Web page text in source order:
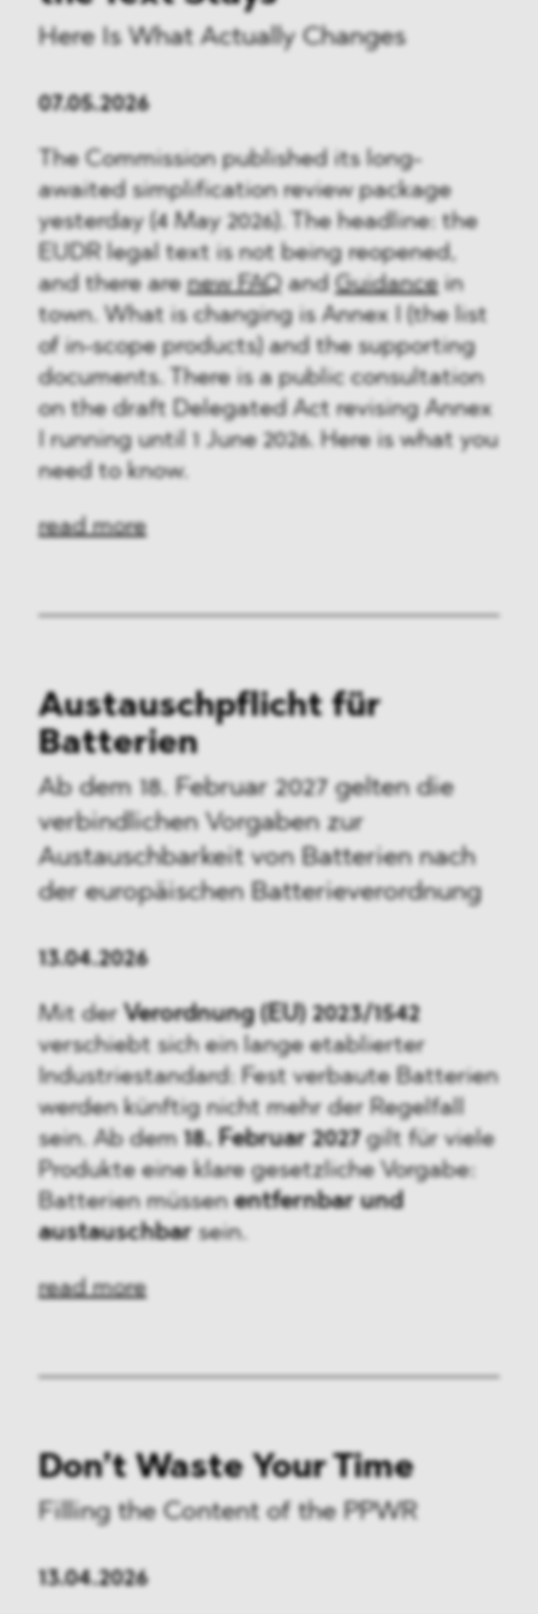
Here Is What Actually Changes
07.05.2026
The Commission published its long-
awaited simplification review package
yesterday (4 May 2026). The headline: the
EUDR legal text is not being reopened,
and there arenew FAQ and Guidancein
town. What is changing is Annex I (the list
of in-scope products) and the supporting
documents. There is a public consultation
on the draft Delegated Act revising Annex
I running until 1 June 2026. Here is what you
need to know.
read more
Austauschpflicht für
Batterien
Ab dem 18. Februar 2027 gelten die
verbindlichen Vorgaben zur
Austauschbarkeit von Batterien nach
der europäischen Batterieverordnung
13.04.2026
Mit derVerordnung (EU) 2023/1542
verschiebt sich ein lange etablierter
Industriestandard: Fest verbaute Batterien
werden künftig nicht mehr der Regelfall
sein. Ab dem 18. Februar 2027gilt für viele
Produkte eine klare gesetzliche Vorgabe:
Batterien müssenentfernbar und
austauschbarsein.
read more
Don’t Waste Your Time
Filling the Content of the PPWR
13.04.2026